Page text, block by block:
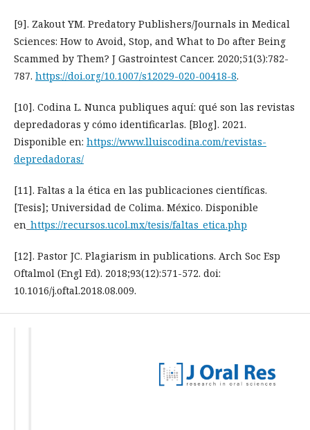
[9]. Zakout YM. Predatory Publishers/Journals in Medical
Sciences: How to Avoid, Stop, and What to Do after Being
Scammed by Them? J Gastrointest Cancer. 2020;51(3):782-
787. https://doi.org/10.1007/s12029-020-00418-8.
[10]. Codina L. Nunca publiques aquí: qué son las revistas
depredadoras y cómo identificarlas. [Blog]. 2021.
Disponible en: https://www.lluiscodina.com/revistas-
depredadoras/
[11]. Faltas a la ética en las publicaciones científicas.
[Tesis]; Universidad de Colima. México. Disponible
en_ https://recursos.ucol.mx/tesis/faltas_etica.php
[12]. Pastor JC. Plagiarism in publications. Arch Soc Esp
Oftalmol (Engl Ed). 2018;93(12):571-572. doi:
10.1016/j.oftal.2018.08.009.